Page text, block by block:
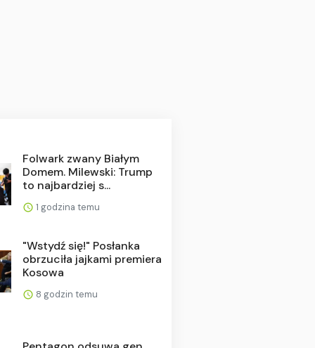
Folwark zwany Białym
Domem. Milewski: Trump
to najbardziej s...
1 godzina temu
"Wstydź się!" Posłanka
obrzuciła jajkami premiera
Kosowa
8 godzin temu